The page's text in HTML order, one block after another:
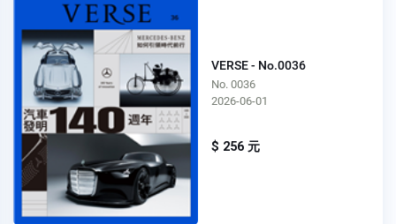
VERSE - No.0036
No. 0036
2026-06-01
$ 256 元